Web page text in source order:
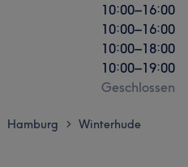
10:00–16:00
10:00–16:00
10:00–18:00
10:00–19:00
Geschlossen
Hamburg > Winterhude